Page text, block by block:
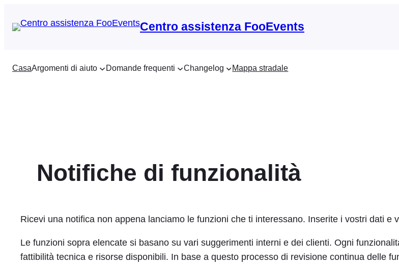
Centro assistenza FooEvents
CasaArgomenti di aiuto Domande frequenti Changelog Mappa stradale
Notifiche di funzionalità
Ricevi una notifica non appena lanciamo le funzioni che ti interessano. Inserite i vostri dati
Le funzioni sopra elencate si basano su vari suggerimenti interni e dei clienti. Ogni
fattibilità tecnica e risorse disponibili. In base a questo processo di revisione continua delle